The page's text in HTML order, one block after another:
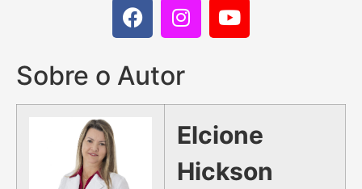
Sobre o Autor
Elcione
Hickson